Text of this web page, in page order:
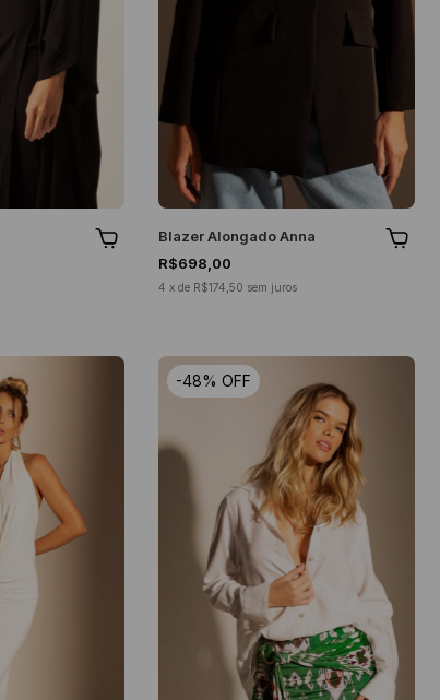
Blazer Alongado Anna
R$698,00
4 xde R$174,50 sem juros
-48%OFF